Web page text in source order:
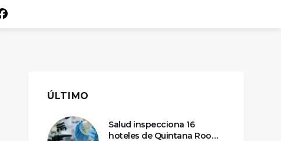
ÚLTIMO
Salud inspecciona 16
hoteles de Quintana Roo